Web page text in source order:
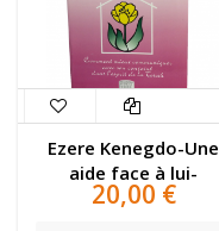
Ezere Kenegdo-Une
aide face à lui-
20,00 €